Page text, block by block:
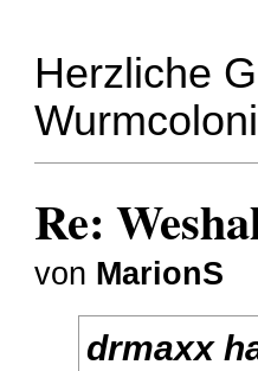
Herzliche
Re:
von MarionS
drmaxx